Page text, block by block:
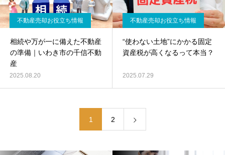
不動産売却お役立ち情報
相続や万が一に備えた不動産
の準備｜いわき市の千信不動
産
2025.08.20
不動産売却お役立ち情報
“使わない土地”にかかる固定
資産税が高くなるって本当？
2025.07.29
1 2